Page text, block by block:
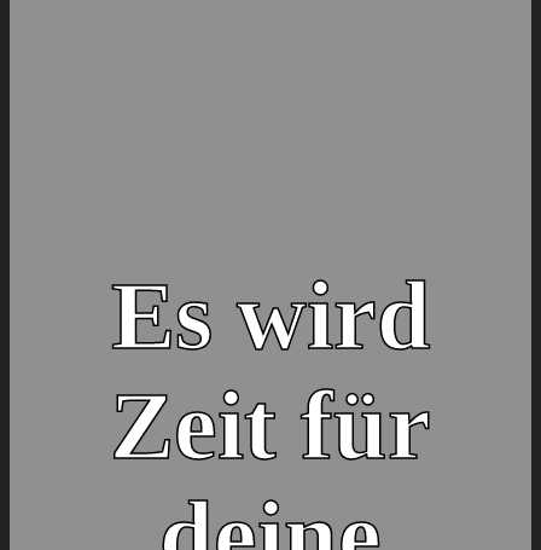
Es wird
Zeit für